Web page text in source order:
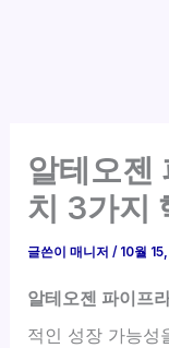
알테오젠
치 3가지
글쓴이매니저/ 10월
알테오젠 파이프
적인 성장 가능성